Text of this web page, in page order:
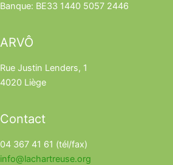
Banque: BE33 1440 5057 2446
ARVÔ
Rue Justin Lenders, 1
4020 Liège
Contact
04 367 41 61 (tél/fax)
info@lachartreuse.org